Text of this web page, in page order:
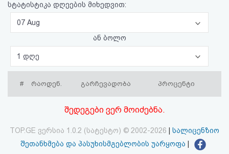
ავტორიზაცია
რეგისტრაცია
აღდგენა
კოდი
სტატისტიკა დღეების მიხედვით:
07 Aug
ან ბოლო
1 დღე
# რაოდენ. გარჩევადობა პროცენტი
შედეგები ვერ მოიძებნა.
TOP.GE ვერსია 1.0.2 (სატესტო) © 2002-2026
სალიცენზიო
შეთანხმება და პასუხისმგებლობის უარყოფა